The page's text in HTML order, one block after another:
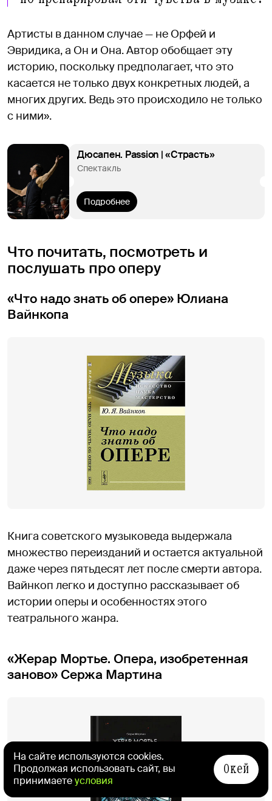
Артисты в данном случае — не Орфей и
Эвридика, а Он и Она. Автор обобщает эту
историю, поскольку предполагает, что это
касается не только двух конкретных людей, а
многих других. Ведь это происходило не только
с ними».
Дюсапен. Passion | «Страсть»
Спектакль
Подробнее
Что почитать, посмотреть и
послушать про оперу
«Что надо знать об опере» Юлиана
Вайнкопа
Книга советского музыковеда выдержала
множество переизданий и остается актуальной
даже через пятьдесят лет после смерти автора.
Вайнкоп легко и доступно рассказывает об
истории оперы и особенностях этого
театрального жанра.
«Жерар Мортье. Опера, изобретенная
заново» Сержа Мартина
На сайте используются cookies.
Продолжая использовать сайт, вы
принимаетеусловия
Окей